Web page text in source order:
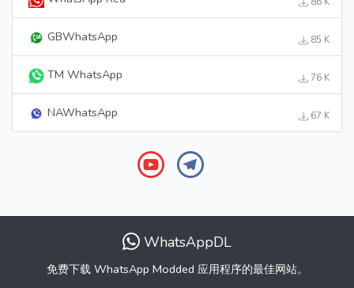
GBWhatsApp 85 K
TM WhatsApp 76 K
NAWhatsApp 67 K
WhatsAppDL
免费下载 WhatsApp Modded 应用程序的最佳网站。